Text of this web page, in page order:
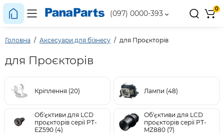
(097) 0000-393
0
Головна Аксесуари для бізнесу для Проєкторів
для Проєкторів
Кріплення (20) Лампи (48)
Об'єктиви для LCD
проєкторів серії PT-
EZ590 (4)
Об'єктиви для LCD
проєкторів серії PT-
MZ880 (7)